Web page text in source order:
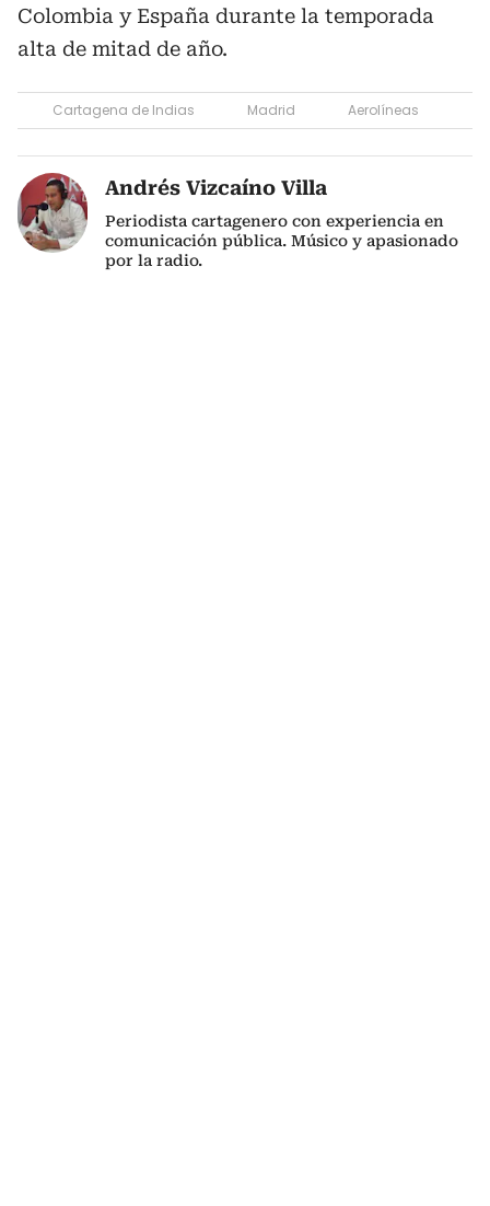
Colombia y España durante la temporada
alta de mitad de año.
Cartagena de Indias Madrid Aerolíneas
Andrés Vizcaíno Villa
Periodista cartagenero con experiencia en
comunicación pública. Músico y apasionado
por la radio.